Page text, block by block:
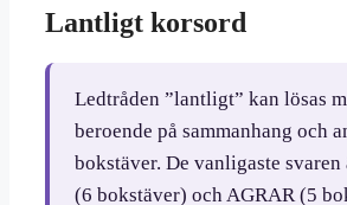
Lantligt korsord
Ledtråden ”lantligt” kan lösas
beroende på sammanhang och
bokstäver. De vanligaste svaren
(6 bokstäver) och AGRAR (5